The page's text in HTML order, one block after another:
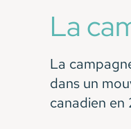
La
La
dans un
canadien en